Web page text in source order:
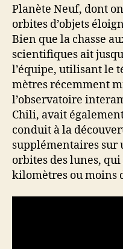
Planète Neuf, dont
orbites d’objets
Bien que la chasse
scientifiques ait
l’équipe, utilisant le
mètres récemment
l’observatoire
Chili, avait
conduit à la
supplémentaires sur
orbites des lunes,
kilomètres ou moins